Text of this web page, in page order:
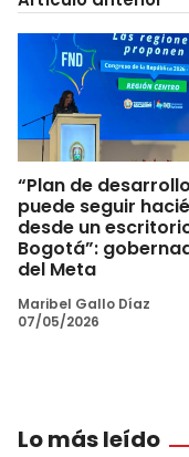
“Plan de
puede seguir
desde un
Bogotá”:
del Meta
Maribel Gallo Díaz
07/05/2026
Lo más leído